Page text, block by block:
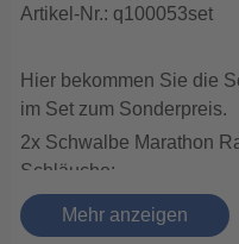
Artikel-Nr.: q100053set
Hier bekommen Sie die
im Set zum Sonderpreis.
2x Schwalbe Marathon
Schläuche:
DER LEICHTESTE
durch RaceGuard.
Mehr anzeigen